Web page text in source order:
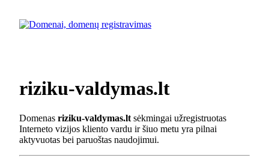
riziku-valdymas.lt
Domenas riziku-valdymas.lt sėkmingai užregistruotas
Interneto vizijos kliento vardu ir šiuo metu yra pilnai
aktyvuotas bei paruoštas naudojimui.